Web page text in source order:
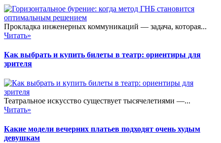
Прокладка инженерных коммуникаций — задача, которая...
Читать»
Как выбрать и купить билеты в театр: ориентиры для
зрителя
Театральное искусство существует тысячелетиями —...
Читать»
Какие модели вечерних платьев подходят очень худым
девушкам